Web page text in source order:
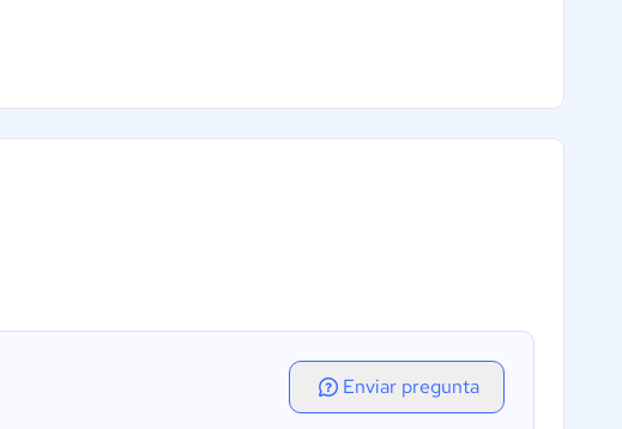
Enviar pregunta